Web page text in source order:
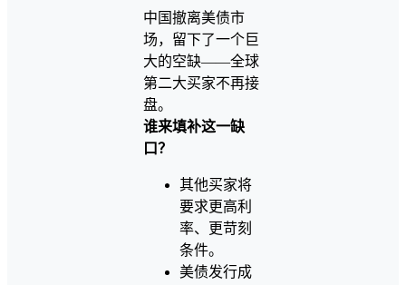
中国撤离美债市
场，留下了一个巨
大的空缺——全球
第二大买家不再接
盘。
谁来填补这一缺
口？
其他买家将
要求更高利
率、更苛刻
条件。
美债发行成